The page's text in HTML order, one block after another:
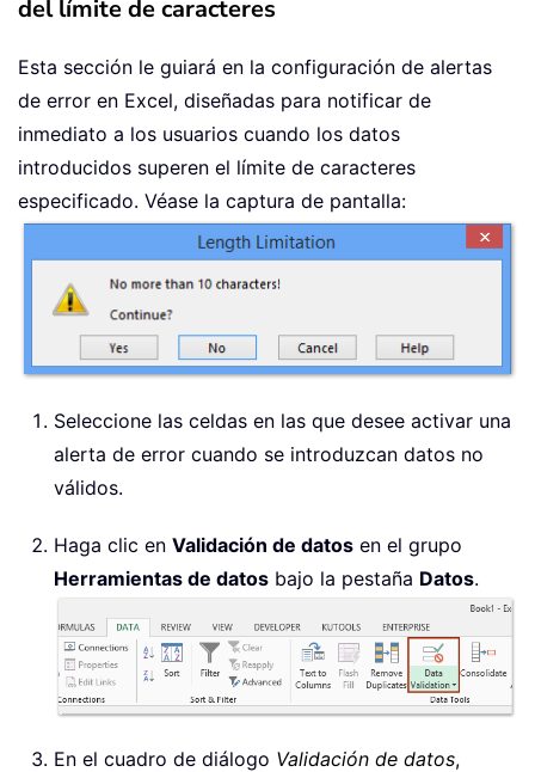
del límite de caracteres
Esta sección le guiará en la configuración de alertas
de error en Excel, diseñadas para notificar de
inmediato a los usuarios cuando los datos
introducidos superen el límite de caracteres
especificado. Véase la captura de pantalla:
Seleccione las celdas en las que desee activar una
alerta de error cuando se introduzcan datos no
válidos.
Haga clic en Validación de datos en el grupo
Herramientas de datos bajo la pestaña Datos.
En el cuadro de diálogo Validación de datos,